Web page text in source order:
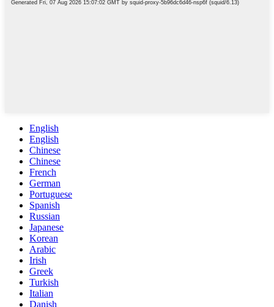
English
English
Chinese
Chinese
French
German
Portuguese
Spanish
Russian
Japanese
Korean
Arabic
Irish
Greek
Turkish
Italian
Danish